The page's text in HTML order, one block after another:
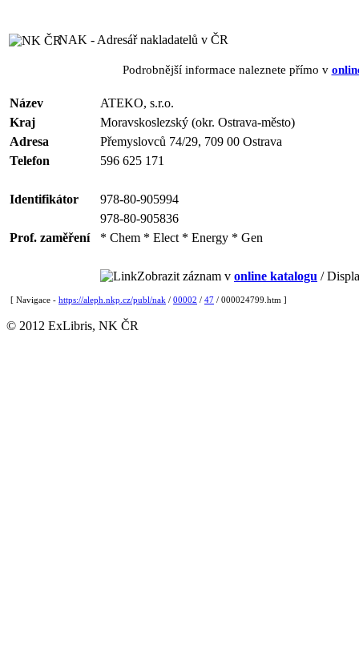
NAK - Adresář nakladatelů v ČR
Podrobnější informace naleznete přímo v
Název
ATEKO, s.r.o.
Kraj
Moravskoslezský (okr. Ostrava-město)
Adresa
Přemyslovců 74/29, 709 00 Ostrava
Telefon
596 625 171
Identifikátor
978-80-905994
978-80-905836
Prof. zaměření
* Chem * Elect * Energy * Gen
Zobrazit záznam v online katalogu /
[ Navigace - https://aleph.nkp.cz/publ/nak / 00002 / 47 / 000024799.htm ]
© 2012 ExLibris, NK ČR